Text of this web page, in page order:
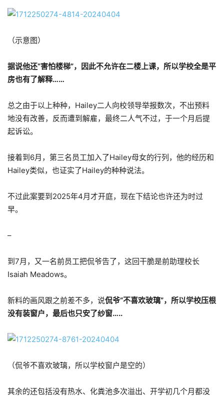
（示意图）
据说他还“害怕楼梯”，因此不允许在二楼上课，所以学校全是平
房也有了解释……
总之由于以上种种，Hailey二人向校领导举报数次，不出预料
地没有改善，反而遭到解雇，最终二人气不过，于一个月后提
起诉讼。
接着到6月，第三名员工加入了Hailey母女的行列，他的经历和
Hailey类似，也证实了Hailey的种种说法。
不过此案要到2025年4月才开庭，现在下结论也许还为时过
早。
–
到7月，又一名前员工把侃爷告了，这回干脆是前助理校长
Isaiah Meadows。
新料的画风跟之前差不多，说侃爷“不喜欢玻璃”，所以学校压根
没有装窗户，最后也只安了纱窗…..
（侃爷不喜欢玻璃，所以学校窗户是空的）
其余的还包括没有热水、化粪池多次溢出、开学初几个月都没